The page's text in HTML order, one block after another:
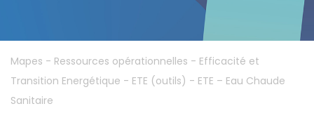
Mapes - Ressources opérationnelles - Efficacité et
Transition Energétique - ETE (outils) - ETE – Eau Chaude
Sanitaire